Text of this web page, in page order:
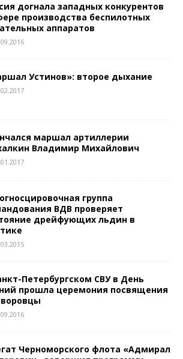
догнала западных конкурентов
производства беспилотных
аппаратов
Устинов»: второе дыхание
маршал артиллерии
Владимир Михайлович
группа
ВДВ проверяет
дрейфующих льдин в
Петербургском СВУ в День
прошла церемония посвящения
Черноморского флота «Адмирал